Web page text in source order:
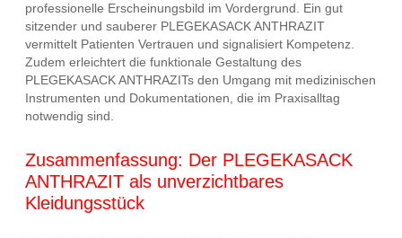
professionelle Erscheinungsbild im Vordergrund. Ein gut
sitzender und sauberer PLEGEKASACK ANTHRAZIT
vermittelt Patienten Vertrauen und signalisiert Kompetenz.
Zudem erleichtert die funktionale Gestaltung des
PLEGEKASACK ANTHRAZITs den Umgang mit medizinischen
Instrumenten und Dokumentationen, die im Praxisalltag
notwendig sind.
Zusammenfassung: Der PLEGEKASACK
ANTHRAZIT als unverzichtbares
Kleidungsstück